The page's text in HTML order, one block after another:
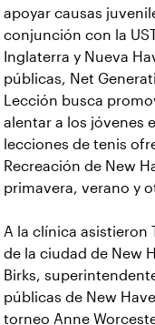
apoyar causas
conjunción con la
Inglaterra y Nueva
públicas, Net
Lección busca
alentar a los jóvenes
lecciones de tenis
Recreación de New
primavera, verano y
A la clínica asistieron
de la ciudad de New
Birks,
públicas de New
torneo Anne